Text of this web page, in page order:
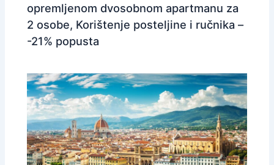
opremljenom dvosobnom apartmanu za
2 osobe, Korištenje posteljine i ručnika –
-21% popusta